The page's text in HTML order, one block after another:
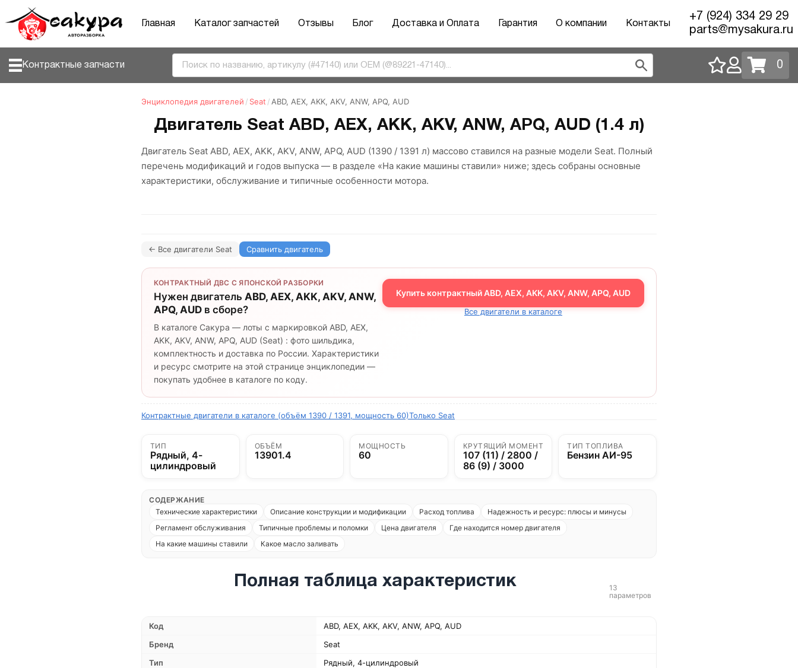
Главная Каталог запчастей Отзывы Блог Доставка и Оплата Гарантия О компании Контакты
+7 (924) 334 29 29
parts@mysakura.ru
Контрактные запчасти 0
Энциклопедия двигателей / Seat / ABD, AEX, AKK, AKV, ANW, APQ, AUD
Двигатель Seat ABD, AEX, AKK, AKV, ANW, APQ, AUD (1.4 л)
Двигатель Seat ABD, AEX, AKK, AKV, ANW, APQ, AUD (1390 / 1391 л) массово ставился на разные модели Seat. Полный
перечень модификаций и годов выпуска — в разделе «На какие машины ставили» ниже; здесь собраны основные
характеристики, обслуживание и типичные особенности мотора.
← Все двигатели Seat Сравнить двигатель
КОНТРАКТНЫЙ ДВС С ЯПОНСКОЙ РАЗБОРКИ
Нужен двигатель ABD, AEX, AKK, AKV, ANW,
APQ, AUD в сборе?
В каталоге Сакура — лоты с маркировкой ABD, AEX,
AKK, AKV, ANW, APQ, AUD (Seat) : фото шильдика,
комплектность и доставка по России. Характеристики
и ресурс смотрите на этой странице энциклопедии —
покупать удобнее в каталоге по коду.
Купить контрактный ABD, AEX, AKK, AKV, ANW, APQ, AUD
Все двигатели в каталоге
Контрактные двигатели в каталоге (объём 1390 / 1391, мощность 60)Только Seat
ТИП
Рядный, 4-
цилиндровый
ОБЪЁМ
13901.4
МОЩНОСТЬ
60
КРУТЯЩИЙ МОМЕНТ
107 (11) / 2800 /
86 (9) / 3000
ТИП ТОПЛИВА
Бензин АИ-95
СОДЕРЖАНИЕ
Технические характеристики
Описание конструкции и модификации Расход топлива
Надежность и ресурс: плюсы и минусы
Регламент обслуживания
Типичные проблемы и поломки Цена двигателя
Где находится номер двигателя
На какие машины ставили
Какое масло заливать
Полная таблица характеристик
13
параметров
Код
ABD, AEX, AKK, AKV, ANW, APQ, AUD
Бренд
Seat
Тип
Рядный, 4-цилиндровый